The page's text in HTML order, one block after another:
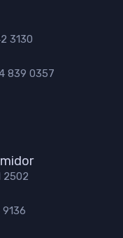
3130
839 0357
2502